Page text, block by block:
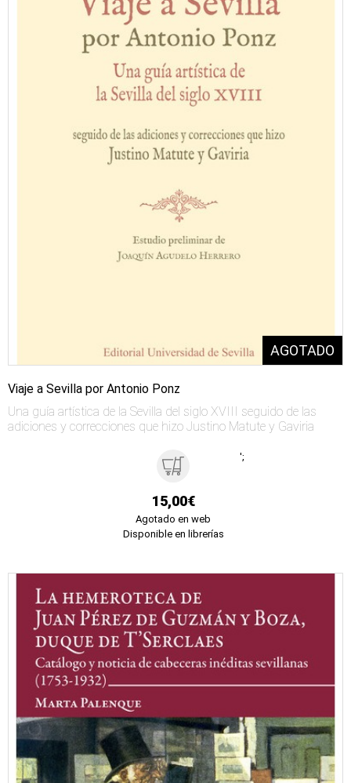
Viaje a Sevilla por Antonio Ponz
Una guía artística de la Sevilla del siglo XVIII seguido de las
adiciones y correcciones que hizo Justino Matute y Gaviria
15,00€
Agotado en web
Disponible en librerías
';